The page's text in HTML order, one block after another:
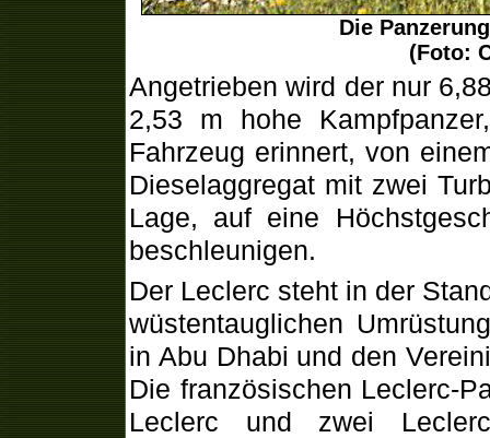
Die
(Foto:
Angetrieben wird der nur
2,53 m hohe
Fahrzeug erinnert, von
Dieselaggregat mit zwei
Lage, auf eine
beschleunigen.
Der Leclerc steht in der
wüstentauglichen
in Abu Dhabi und den
Die französischen Leclerc-
Leclerc und zwei